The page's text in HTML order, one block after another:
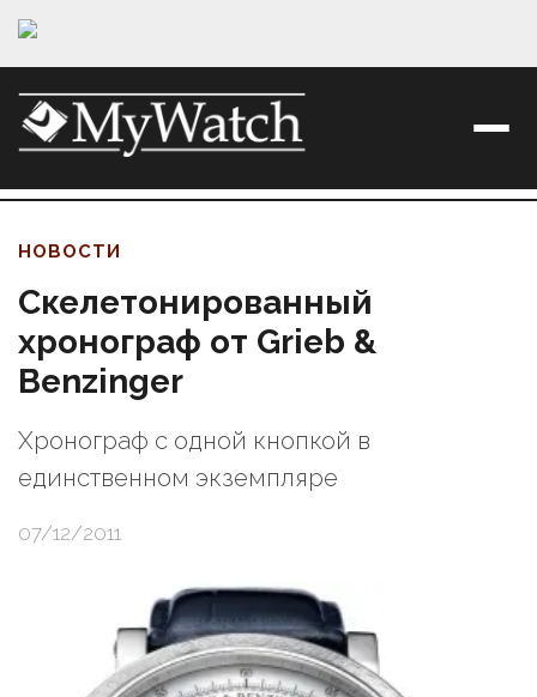
НОВОСТИ
Cкелетонированный
хронограф от Grieb &
Benzinger
Хронограф с одной кнопкой в
единственном экземпляре
07/12/2011